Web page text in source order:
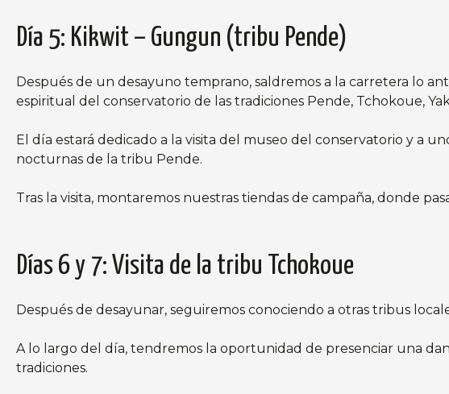
Día 5: Kikwit – Gungun (tribu Pende)
Después de un desayuno temprano, saldremos a la carretera lo
espiritual del conservatorio de las tradiciones Pende, Tchokoue,
El día estará dedicado a la visita del museo del conservatorio y a
nocturnas de la tribu Pende.
Tras la visita, montaremos nuestras tiendas de campaña, donde
Días 6 y 7: Visita de la tribu Tchokoue
Después de desayunar, seguiremos conociendo a otras tribus
A lo largo del día, tendremos la oportunidad de presenciar una
tradiciones.